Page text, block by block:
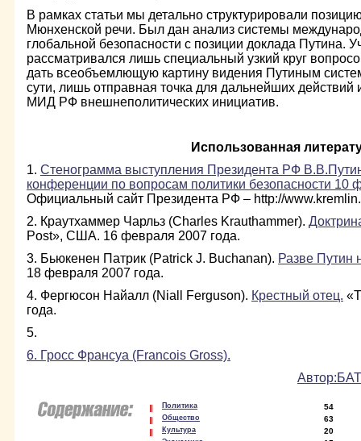
В рамках статьи мы детально структурировали
Мюнхенской речи. Был дан анализ системы
глобальной безопасности с позиции доклада Путина.
рассматривался лишь специальный узкий круг
дать всеобъемлющую картину видения Путиным
сути, лишь отправная точка для дальнейших
МИД РФ внешнеполитических инициатив.
Использованная
1. Стенограмма выступления Президента РФ
конференции по вопросам политики безопасности 10
Официальный сайт Президента РФ – http://
2. Краутхаммер Чарльз (Charles Krauthammer).
Post», США. 16 февраля 2007 года.
3. Бьюкенен Патрик (Patrick J. Buchanan). Разве Путин
18 февраля 2007 года.
4. Фергюсон Найалл (Niall Ferguson). Крестный отец.
года.
5.
6. Гросс Франсуа (Francois Gross).
Автор:
Политика 54
Общество 63
Культура 20